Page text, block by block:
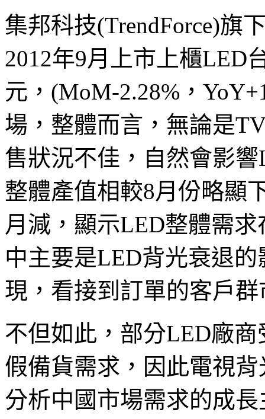
集邦科技(TrendForce)旗
2012年9月上市上櫃LED
元，(MoM-2.28%，
場，整體而言，無論是
售狀況不佳，自然會影
整體產值相較8月份略顯
月減，顯示LED整體需
中主要是LED背光衰退
現，看接到訂單的客戶
不但如此，部分LED廠
假備貨需求，因此電視
分析中國市場需求的成